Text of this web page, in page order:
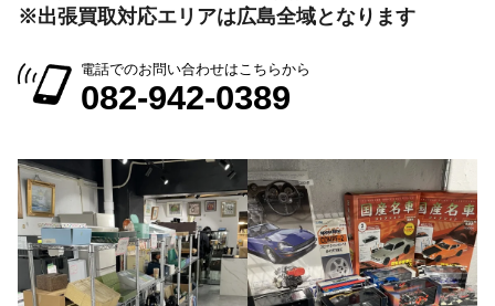
※出張買取対応エリアは広島全域となります
電話でのお問い合わせはこちらから
082-942-0389